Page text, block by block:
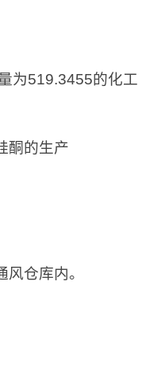
为519.3455的化工
酮的生产
仓库内。